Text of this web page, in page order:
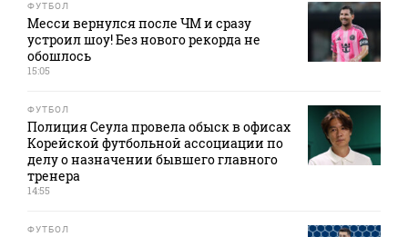
ФУТБОЛ
Месси вернулся после ЧМ и сразу
устроил шоу! Без нового рекорда не
обошлось
15:05
ФУТБОЛ
Полиция Сеула провела обыск в офисах
Корейской футбольной ассоциации по
делу о назначении бывшего главного
тренера
14:55
ФУТБОЛ